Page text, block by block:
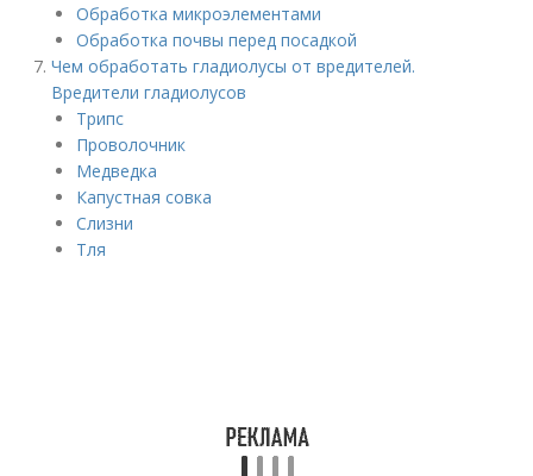
Обработка микроэлементами
Обработка почвы перед посадкой
Чем обработать гладиолусы от вредителей.
Вредители гладиолусов
Трипс
Проволочник
Медведка
Капустная совка
Слизни
Тля